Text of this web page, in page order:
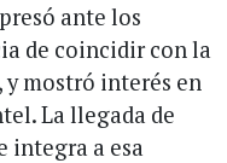
ante los
de coincidir con la
mostró interés en
La llegada de
integra a esa